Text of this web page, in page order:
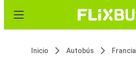
Inicio Autobús Francia